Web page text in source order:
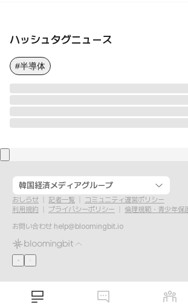
ハッシュタグニュース
#半導体
韓国経済メディアグループ
おしらせ 記者一覧
コミュニティ運営ポリシー
利用規約
プライバシーポリシー
倫理規範・青少年保
お問い合わせ help@bloomingbit.io